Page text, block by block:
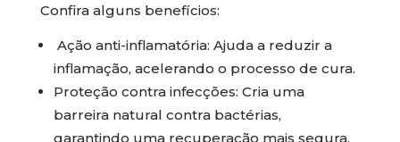
Confira alguns benefícios:
Ação anti-inflamatória: Ajuda a reduzir a
inflamação, acelerando o processo de cura.
Proteção contra infecções: Cria uma
barreira natural contra bactérias,
garantindo uma recuperação mais segura.